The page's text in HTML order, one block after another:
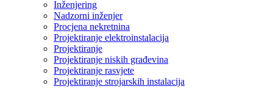
Inženjering
Nadzorni inženjer
Procjena nekretnina
Projektiranje elektroinstalacija
Projektiranje
Projektiranje niskih građevina
Projektiranje rasvjete
Projektiranje strojarskih instalacija